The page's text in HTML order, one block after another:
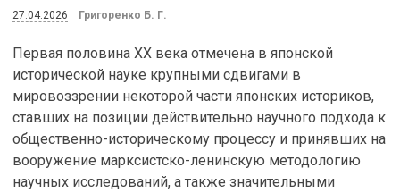
27.04.2026 Григоренко Б. Г.
Первая половина XX века отмечена в японской
исторической науке крупными сдвигами в
мировоззрении некоторой части японских историков,
ставших на позиции действительно научного подхода к
общественно-историческому процессу и принявших на
вооружение марксистско-ленинскую методологию
научных исследований, а также значительными